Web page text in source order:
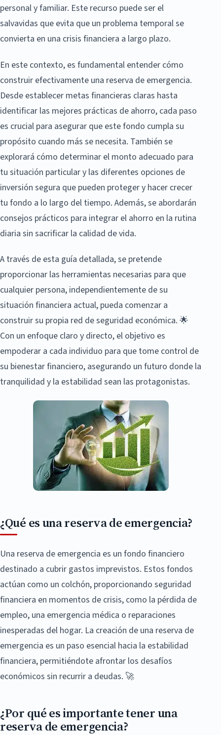
personal y familiar. Este recurso puede ser el
salvavidas que evita que un problema temporal se
convierta en una crisis financiera a largo plazo.
En este contexto, es fundamental entender cómo
construir efectivamente una reserva de emergencia.
Desde establecer metas financieras claras hasta
identificar las mejores prácticas de ahorro, cada paso
es crucial para asegurar que este fondo cumpla su
propósito cuando más se necesita. También se
explorará cómo determinar el monto adecuado para
tu situación particular y las diferentes opciones de
inversión segura que pueden proteger y hacer crecer
tu fondo a lo largo del tiempo. Además, se abordarán
consejos prácticos para integrar el ahorro en la rutina
diaria sin sacrificar la calidad de vida.
A través de esta guía detallada, se pretende
proporcionar las herramientas necesarias para que
cualquier persona, independientemente de su
situación financiera actual, pueda comenzar a
construir su propia red de seguridad económica. 🌟
Con un enfoque claro y directo, el objetivo es
empoderar a cada individuo para que tome control de
su bienestar financiero, asegurando un futuro donde la
tranquilidad y la estabilidad sean las protagonistas.
¿Qué es una reserva de emergencia?
Una reserva de emergencia es un fondo financiero
destinado a cubrir gastos imprevistos. Estos fondos
actúan como un colchón, proporcionando seguridad
financiera en momentos de crisis, como la pérdida de
empleo, una emergencia médica o reparaciones
inesperadas del hogar. La creación de una reserva de
emergencia es un paso esencial hacia la estabilidad
financiera, permitiéndote afrontar los desafíos
económicos sin recurrir a deudas. 🚀
¿Por qué es importante tener una
reserva de emergencia?